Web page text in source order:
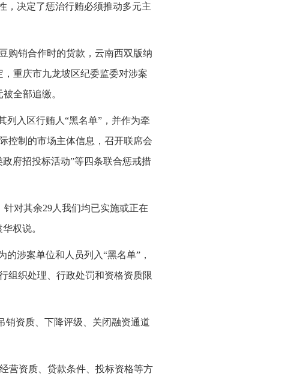
，决定了惩治行贿必须推动多元主
购销合作时的货款，云南西双版纳
重庆市九龙坡区纪委监委对涉案
全部追缴。
列入区行贿人“黑名单”，并作为牵
控制的市场主体信息，召开联席会
府招投标活动”等四条联合惩戒措
针对其余29人我们均已实施或正在
权说。
涉案单位和人员列入“黑名单”，
组织处理、行政处罚和资格资质限
销资质、下降评级、关闭融资通道
营资质、贷款条件、投标资格等方